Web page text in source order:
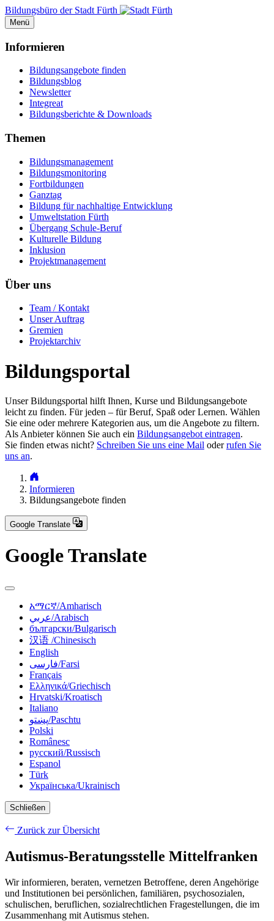
Bildungsbüro der Stadt Fürth
Menü
Informieren
Bildungsangebote finden
Bildungsblog
Newsletter
Integreat
Bildungsberichte & Downloads
Themen
Bildungsmanagement
Bildungsmonitoring
Fortbildungen
Ganztag
Bildung für nachhaltige Entwicklung
Umweltstation Fürth
Übergang Schule-Beruf
Kulturelle Bildung
Inklusion
Projektmanagement
Über uns
Team / Kontakt
Unser Auftrag
Gremien
Projektarchiv
Bildungsportal
Unser Bildungsportal hilft Ihnen, Kurse und Bildungsangebote
leicht zu finden. Für jeden – für Beruf, Spaß oder Lernen. Wählen
Sie eine oder mehrere Kategorien aus, um die Angebote zu filtern.
Als Anbieter können Sie auch ein Bildungsangebot eintragen.
Sie finden etwas nicht? Schreiben Sie uns eine Mail oderrufen Sie
uns an.
Informieren
Bildungsangebote finden
Google Translate
Google Translate
አማርኛ/Amharisch
عربي/Arabisch
български/Bulgarisch
汉语 /Chinesisch
English
فارسی/Farsi
Français
Ελληνικά/Griechisch
Hrvatski/Kroatisch
Italiano
پښتو/Paschtu
Polski
Românesc
русский/Russisch
Espanol
Türk
Українська/Ukrainisch
Schließen
Zurück zur Übersicht
Autismus-Beratungsstelle Mittelfranken
Wir informieren, beraten, vernetzen Betroffene, deren Angehörige
und Institutionen bei persönlichen, familiären, psychosozialen,
schulischen, beruflichen, sozialrechtlichen Fragestellungen, die im
Zusammenhang mit Autismus stehen.